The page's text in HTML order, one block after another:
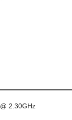
2.30GHz